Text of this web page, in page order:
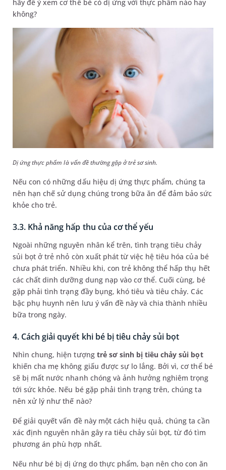
hãy để ý xem cơ thể bé có dị ứng với thực phẩm nào hay
không?
Dị ứng thực phẩm là vấn đề thường gặp ở trẻ sơ sinh.
Nếu con có những dấu hiệu dị ứng thực phẩm, chúng ta
nên hạn chế sử dụng chúng trong bữa ăn để đảm bảo sức
khỏe cho trẻ.
3.3. Khả năng hấp thu của cơ thể yếu
Ngoài những nguyên nhân kể trên, tình trạng tiêu chảy
sủi bọt ở trẻ nhỏ còn xuất phát từ việc hệ tiêu hóa của bé
chưa phát triển. Nhiều khi, con trẻ không thể hấp thụ hết
các chất dinh dưỡng dung nạp vào cơ thể. Cuối cùng, bé
gặp phải tình trạng đầy bụng, khó tiêu và tiêu chảy. Các
bậc phụ huynh nên lưu ý vấn đề này và chia thành nhiều
bữa trong ngày.
4. Cách giải quyết khi bé bị tiêu chảy sủi bọt
Nhìn chung, hiện tượng trẻ sơ sinh bị tiêu chảy sủi bọt
khiến cha mẹ không giấu được sự lo lắng. Bởi vì, cơ thể bé
sẽ bị mất nước nhanh chóng và ảnh hưởng nghiêm trọng
tới sức khỏe. Nếu bé gặp phải tình trạng trên, chúng ta
nên xử lý như thế nào?
Để giải quyết vấn đề này một cách hiệu quả, chúng ta cần
xác định nguyên nhân gây ra tiêu chảy sủi bọt, từ đó tìm
phương án phù hợp nhất.
Nếu như bé bị dị ứng do thực phẩm, bạn nên cho con ăn